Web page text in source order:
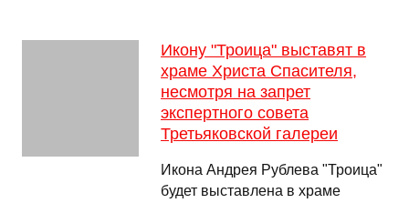
Икону "Троица" выставят в
храме Христа Спасителя,
несмотря на запрет
экспертного совета
Третьяковской галереи
Икона Андрея Рублева "Троица"
будет выставлена в храме